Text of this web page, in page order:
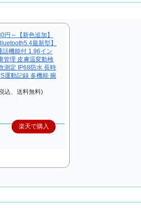
円～【新色追加】
最新型】
話機能付 1.96イン
管理 皮膚温変動検
測定 IP68防水 長時
運動記録 多機能 腕
込、送料無料)
楽天で購入